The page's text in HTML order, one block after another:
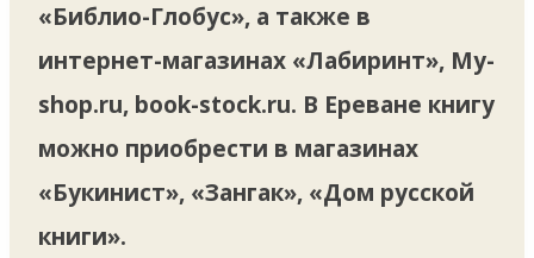
«Библио-Глобус», а также в
интернет-магазинах «Лабиринт», My-
shop.ru, book-stock.ru. В Ереване книгу
можно приобрести в магазинах
«Букинист», «Зангак», «Дом русской
книги».